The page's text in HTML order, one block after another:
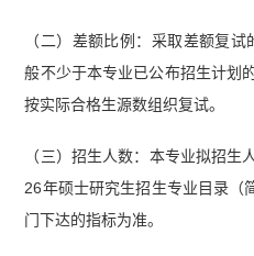
（二）差额比例：采取差额复
般不少于本专业已公布招生计划
按实际合格生源数组织复试。
（三）招生人数：本专业拟招生
26年硕士研究生招生专业目录（
门下达的指标为准。